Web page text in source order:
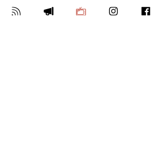
Posts Relacionados Ver tudo